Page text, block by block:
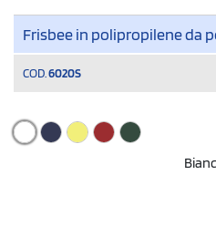
Frisbee in polipropilene da
COD. 6020S